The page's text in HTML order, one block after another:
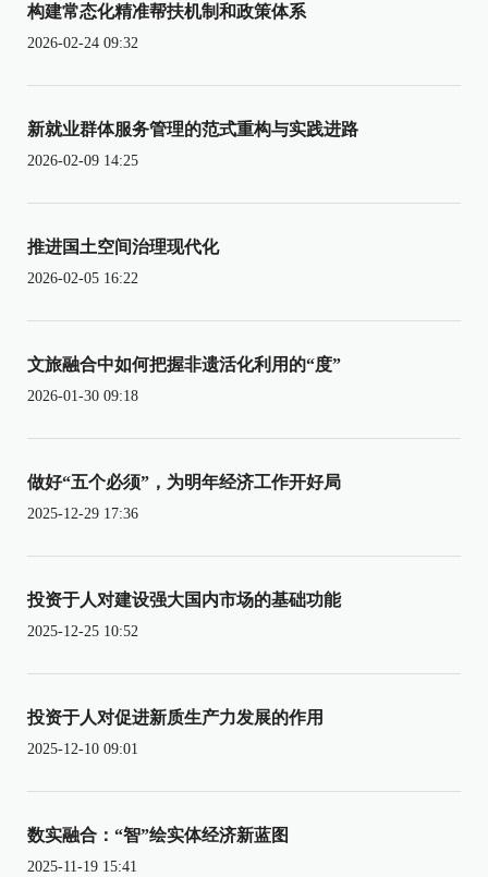
构建常态化精准帮扶机制和政策体系
2026-02-24 09:32
新就业群体服务管理的范式重构与实践进路
2026-02-09 14:25
推进国土空间治理现代化
2026-02-05 16:22
文旅融合中如何把握非遗活化利用的“度”
2026-01-30 09:18
做好“五个必须”，为明年经济工作开好局
2025-12-29 17:36
投资于人对建设强大国内市场的基础功能
2025-12-25 10:52
投资于人对促进新质生产力发展的作用
2025-12-10 09:01
数实融合：“智”绘实体经济新蓝图
2025-11-19 15:41